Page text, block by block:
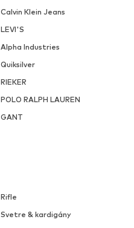
Calvin Klein Jeans
LEVI'S
Alpha Industries
Quiksilver
RIEKER
POLO RALPH LAUREN
GANT
Rifle
Svetre & kardigány